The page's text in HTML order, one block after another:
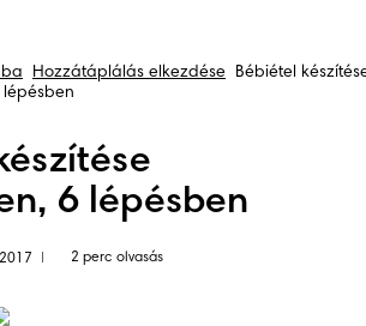
Hozzátáplálás elkezdése
Bébiétel
lépésben
6 lépésben
2 perc olvasás